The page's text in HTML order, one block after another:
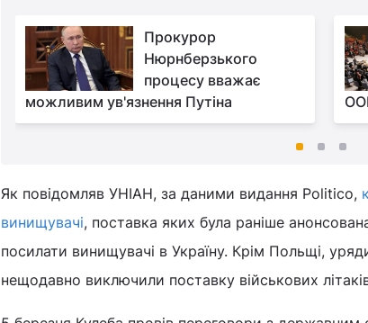
Прокурор
Нюрнберзького
процесу вважає
можливим ув'язнення Путіна
Як повідомляв УНІАН, за даними видання Politico,
винищувачі, поставка яких була раніше
посилати винищувачі в Україну. Крім Польщі,
нещодавно виключили поставку військових